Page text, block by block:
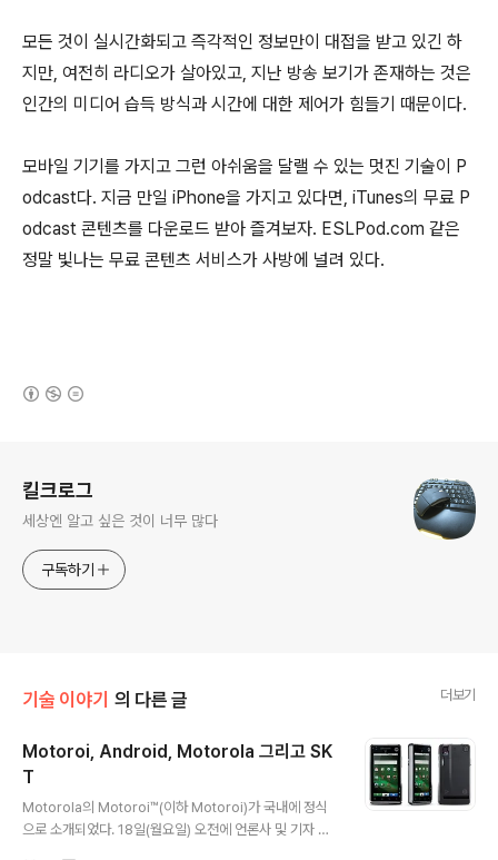
모든 것이 실시간화되고 즉각적인 정보만이 대접을 받고 있긴 하
지만, 여전히 라디오가 살아있고, 지난 방송 보기가 존재하는 것은
인간의 미디어 습득 방식과 시간에 대한 제어가 힘들기 때문이다.
모바일 기기를 가지고 그런 아쉬움을 달랠 수 있는 멋진 기술이 P
odcast다. 지금 만일 iPhone을 가지고 있다면, iTunes의 무료 P
odcast 콘텐츠를 다운로드 받아 즐겨보자. ESLPod.com 같은
정말 빛나는 무료 콘텐츠 서비스가 사방에 널려 있다.
킬크로그
세상엔 알고 싶은 것이 너무 많다
구독하기
기술 이야기 의 다른 글 더보기
Motoroi, Android, Motorola 그리고 SK
T
Motorola의 Motoroi™(이하 Motoroi)가 국내에 정식
으로 소개되었다. 18일(월요일) 오전에 언론사 및 기자 간